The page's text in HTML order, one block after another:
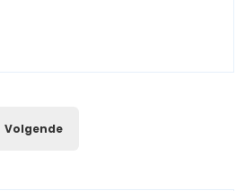
Renaissance
Volgende